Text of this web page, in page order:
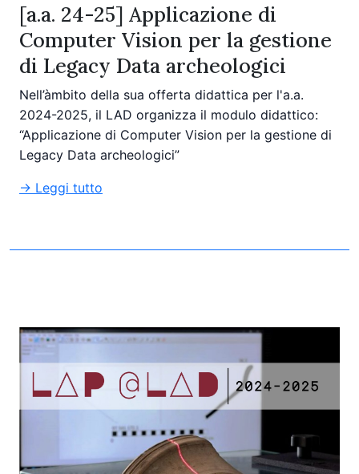
[a.a. 24-25] Applicazione di
Computer Vision per la gestione
di Legacy Data archeologici
Nell’àmbito della sua offerta didattica per l'a.a.
2024-2025, il LAD organizza il modulo didattico:
“Applicazione di Computer Vision per la gestione di
Legacy Data archeologici”
→ Leggi tutto